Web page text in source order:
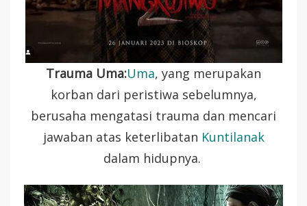
Trauma Uma:Uma, yang merupakan
korban dari peristiwa sebelumnya,
berusaha mengatasi trauma dan mencari
jawaban atas keterlibatan Kuntilanak
dalam hidupnya.